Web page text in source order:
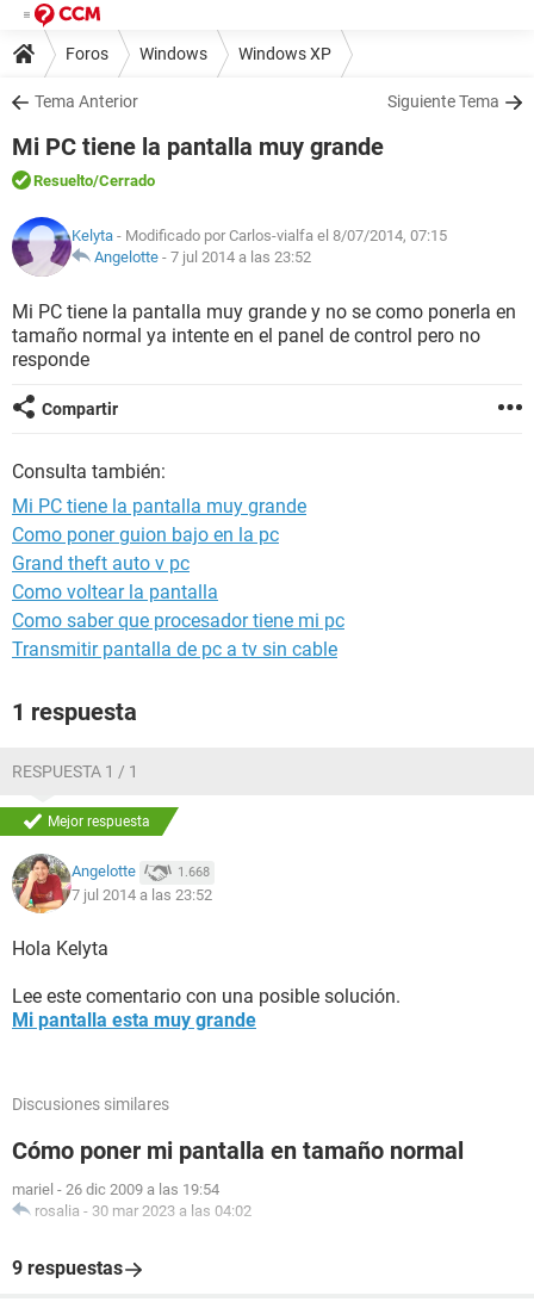
Foros Windows Windows XP
Tema Anterior Siguiente Tema
Mi PC tiene la pantalla muy grande
Resuelto/Cerrado
Kelyta - Modificado por Carlos-vialfa el 8/07/2014, 07:15
Angelotte - 7 jul 2014 a las 23:52
Mi PC tiene la pantalla muy grande y no se como ponerla en
tamaño normal ya intente en el panel de control pero no
responde
Compartir
Consulta también:
Mi PC tiene la pantalla muy grande
Como poner guion bajo en la pc
Grand theft auto v pc
Como voltear la pantalla
Como saber que procesador tiene mi pc
Transmitir pantalla de pc a tv sin cable
1 respuesta
RESPUESTA 1 / 1
Mejor respuesta
Angelotte 1.668
7 jul 2014 a las 23:52
Hola Kelyta
Lee este comentario con una posible solución.
Mi pantalla esta muy grande
Discusiones similares
Cómo poner mi pantalla en tamaño normal
mariel - 26 dic 2009 a las 19:54
rosalia - 30 mar 2023 a las 04:02
9 respuestas